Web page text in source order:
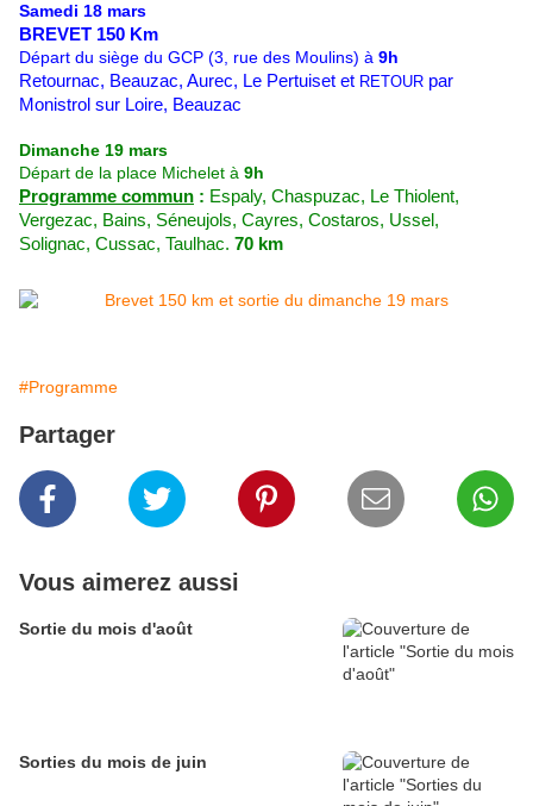
Samedi 18 mars
BREVET 150 Km
Départ du siège du GCP (3, rue des Moulins) à 9h
Retournac, Beauzac, Aurec, Le Pertuiset et RETOUR par
Monistrol sur Loire, Beauzac
Dimanche 19 mars
Départ de la place Michelet à 9h
Programme commun : Espaly, Chaspuzac, Le Thiolent,
Vergezac, Bains, Séneujols, Cayres, Costaros, Ussel,
Solignac, Cussac, Taulhac. 70 km
#Programme
Partager
Vous aimerez aussi
Sortie du mois d'août
Sorties du mois de juin